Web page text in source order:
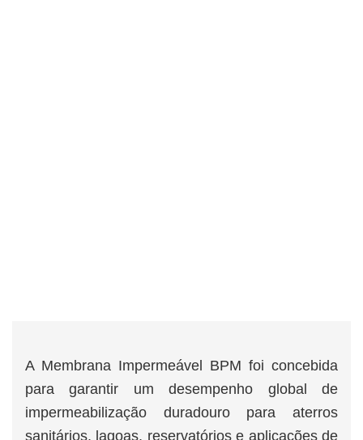
A Membrana Impermeável BPM foi concebida
para garantir um desempenho global de
impermeabilização duradouro para aterros
sanitários, lagoas, reservatórios e aplicações de